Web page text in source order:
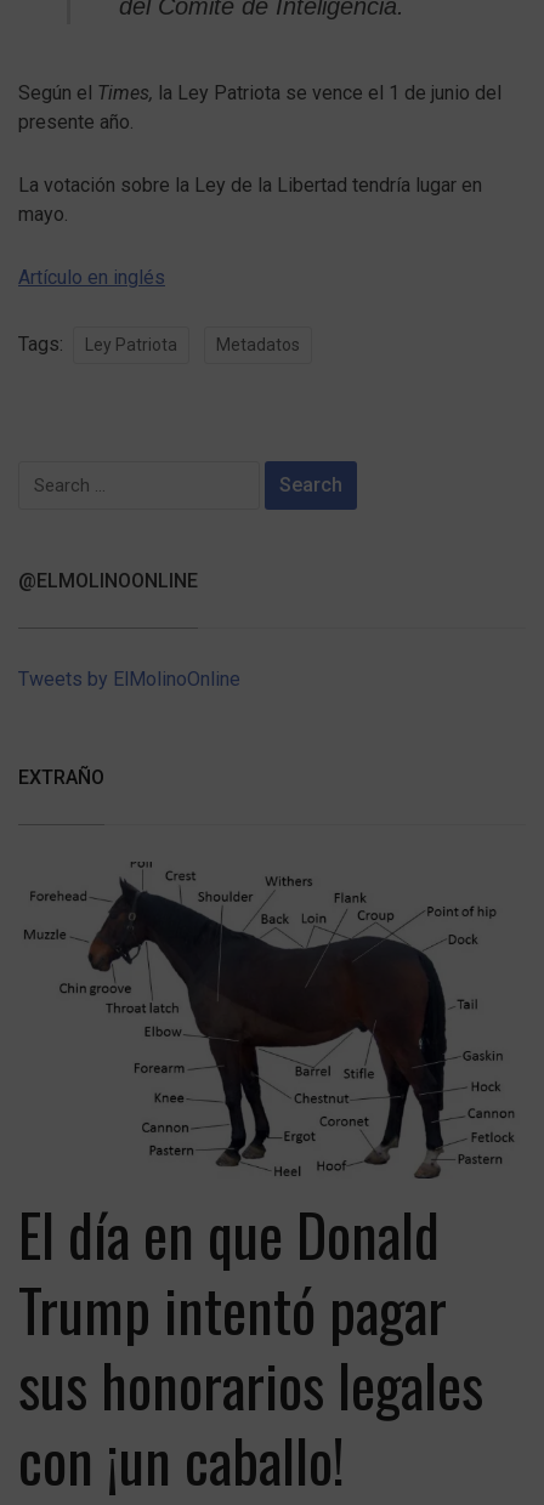
del Comité de Inteligencia.
Según el Times, la Ley Patriota se vence el 1 de junio del
presente año.
La votación sobre la Ley de la Libertad tendría lugar en
mayo.
Artículo en inglés
Tags: Ley Patriota Metadatos
Search
@ELMOLINOONLINE
Tweets by ElMolinoOnline
EXTRAÑO
El día en que Donald
Trump intentó pagar
sus honorarios legales
con ¡un caballo!